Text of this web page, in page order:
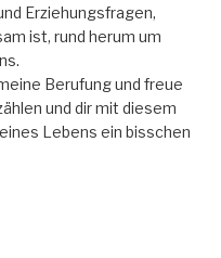
Erziehungsfragen,
ist, rund herum um
Berufung und freue
und dir mit diesem
Lebens ein bisschen